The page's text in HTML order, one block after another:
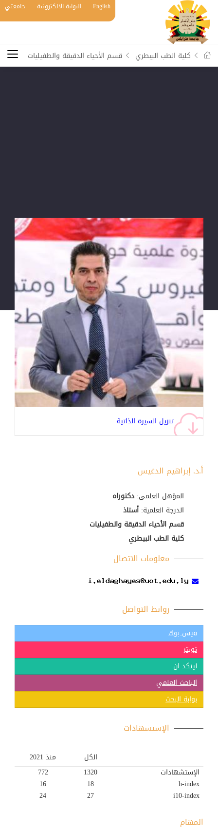
English البوابة الالكترونية جامعتي
كلية الطب البيطري قسم الأحياء الدقيقة والطفيليات
تنزيل السيرة الذاتية
أ.د. إبراهيم الدغيس
المؤهل العلمي: دكتوراه
الدرجة العلمية: أستاذ
قسم الأحياء الدقيقة والطفيليات
كلية الطب البيطري
معلومات الاتصال
روابط التواصل
فيس بوك
تويتر
لينكد ان
الباحث العلمي
بوابة البحث
الإستشهادات
الكل
منذ 2021
الإستشهادات
1320
772
h-index
18
16
i10-index
27
24
المهام